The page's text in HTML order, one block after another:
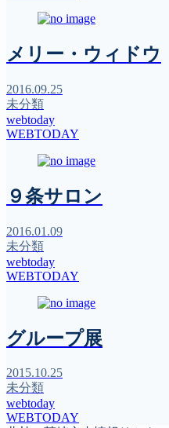
メリー・ウィドウ
2016.09.25
未分類
webtoday
WEBTODAY
９条サロン
2016.01.09
未分類
webtoday
WEBTODAY
グループ展
2015.10.25
未分類
webtoday
WEBTODAY